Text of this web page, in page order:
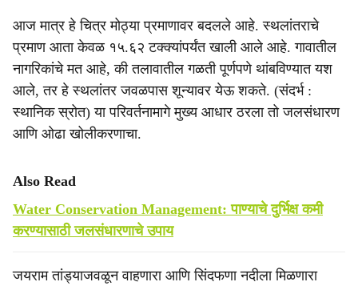
आज मात्र हे चित्र मोठ्या प्रमाणावर बदलले आहे. स्थलांतराचे
प्रमाण आता केवळ १५.६२ टक्क्यांपर्यंत खाली आले आहे. गावातील
नागरिकांचे मत आहे, की तलावातील गळती पूर्णपणे थांबविण्यात यश
आले, तर हे स्थलांतर जवळपास शून्यावर येऊ शकते. (संदर्भ :
स्थानिक स्रोत) या परिवर्तनामागे मुख्य आधार ठरला तो जलसंधारण
आणि ओढा खोलीकरणाचा.
Also Read
Water Conservation Management: पाण्याचे दुर्भिक्ष कमी
करण्यासाठी जलसंधारणाचे उपाय
जयराम तांड्याजवळून वाहणारा आणि सिंदफणा नदीला मिळणारा